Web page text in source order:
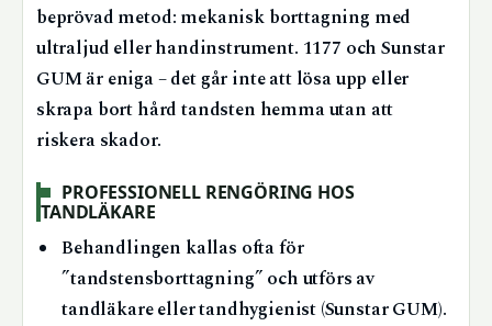
beprövad metod: mekanisk borttagning med
ultraljud eller handinstrument. 1177 och Sunstar
GUM är eniga – det går inte att lösa upp eller
skrapa bort hård tandsten hemma utan att
riskera skador.
PROFESSIONELL RENGÖRING HOS
TANDLÄKARE
Behandlingen kallas ofta för
”tandstensborttagning” och utförs av
tandläkare eller tandhygienist (Sunstar GUM).